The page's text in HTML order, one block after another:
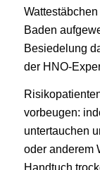
Baden
Besiedelung
der HNO-
vorbeugen:
untertauchen
oder anderem